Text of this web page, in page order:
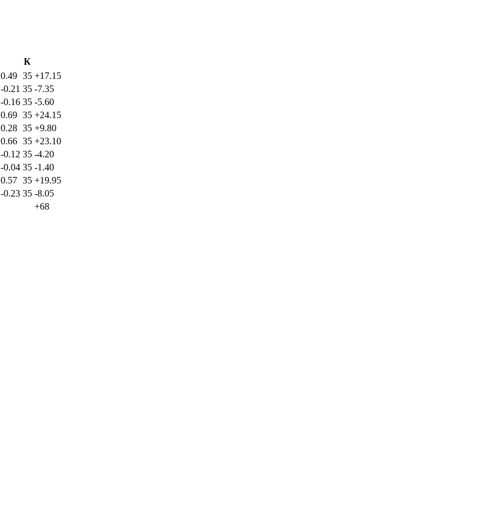
К
0.49 35 +17.15
-0.21 35 -7.35
-0.16 35 -5.60
0.69 35 +24.15
0.28 35 +9.80
0.66 35 +23.10
-0.12 35 -4.20
-0.04 35 -1.40
0.57 35 +19.95
-0.23 35 -8.05
+68